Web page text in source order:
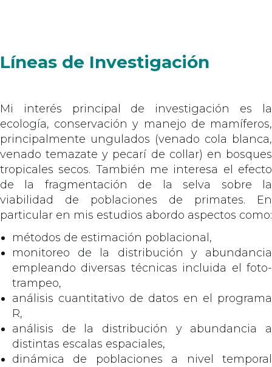
Líneas de Investigación
Mi interés principal de investigación es la
ecología, conservación y manejo de mamíferos,
principalmente ungulados (venado cola blanca,
venado temazate y pecarí de collar) en bosques
tropicales secos. También me interesa el efecto
de la fragmentación de la selva sobre la
viabilidad de poblaciones de primates. En
particular en mis estudios abordo aspectos como:
métodos de estimación poblacional,
monitoreo de la distribución y abundancia
empleando diversas técnicas incluida el foto-
trampeo,
análisis cuantitativo de datos en el programa
R,
análisis de la distribución y abundancia a
distintas escalas espaciales,
dinámica de poblaciones a nivel temporal